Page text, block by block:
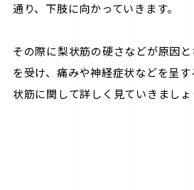
通り、下肢に向かっていきます。
その際に梨状筋の硬さなどが原因
を受け、痛みや神経症状などを呈
状筋に関して詳しく見ていきましょ